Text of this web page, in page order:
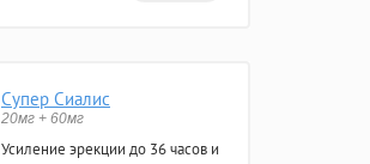
Супер Сиалис
20мг + 60мг
Усиление эрекции до 36 часов и